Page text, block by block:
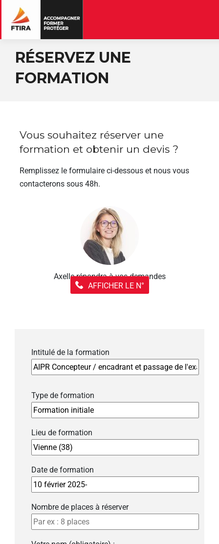
RÉSERVEZ UNE
FORMATION
Vous souhaitez réserver une
formation et obtenir un devis ?
Remplissez le formulaire ci-dessous et nous vous
contacterons sous 48h.
Axelle répondra à vos demandes
AFFICHER LE N°
Intitulé de la formation
Type de formation
Lieu de formation
Date de formation
Nombre de places à réserver